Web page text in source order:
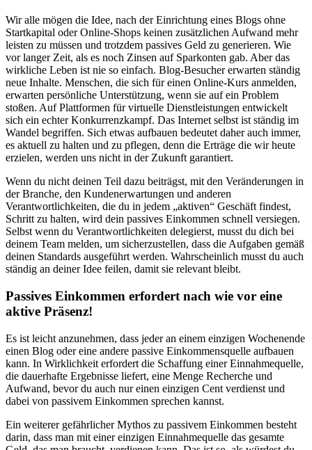
Wir alle mögen die Idee, nach der Einrichtung eines Blogs ohne
Startkapital oder Online-Shops keinen zusätzlichen Aufwand mehr
leisten zu müssen und trotzdem passives Geld zu generieren. Wie
vor langer Zeit, als es noch Zinsen auf Sparkonten gab. Aber das
wirkliche Leben ist nie so einfach. Blog-Besucher erwarten ständig
neue Inhalte. Menschen, die sich für einen Online-Kurs anmelden,
erwarten persönliche Unterstützung, wenn sie auf ein Problem
stoßen. Auf Plattformen für virtuelle Dienstleistungen entwickelt
sich ein echter Konkurrenzkampf. Das Internet selbst ist ständig im
Wandel begriffen. Sich etwas aufbauen bedeutet daher auch immer,
es aktuell zu halten und zu pflegen, denn die Erträge die wir heute
erzielen, werden uns nicht in der Zukunft garantiert.
Wenn du nicht deinen Teil dazu beiträgst, mit den Veränderungen in
der Branche, den Kundenerwartungen und anderen
Verantwortlichkeiten, die du in jedem „aktiven“ Geschäft findest,
Schritt zu halten, wird dein passives Einkommen schnell versiegen.
Selbst wenn du Verantwortlichkeiten delegierst, musst du dich bei
deinem Team melden, um sicherzustellen, dass die Aufgaben gemäß
deinen Standards ausgeführt werden. Wahrscheinlich musst du auch
ständig an deiner Idee feilen, damit sie relevant bleibt.
Passives Einkommen erfordert nach wie vor eine
aktive Präsenz!
Es ist leicht anzunehmen, dass jeder an einem einzigen Wochenende
einen Blog oder eine andere passive Einkommensquelle aufbauen
kann. In Wirklichkeit erfordert die Schaffung einer Einnahmequelle,
die dauerhafte Ergebnisse liefert, eine Menge Recherche und
Aufwand, bevor du auch nur einen einzigen Cent verdienst und
dabei von passivem Einkommen sprechen kannst.
Ein weiterer gefährlicher Mythos zu passivem Einkommen besteht
darin, dass man mit einer einzigen Einnahmequelle das gesamte